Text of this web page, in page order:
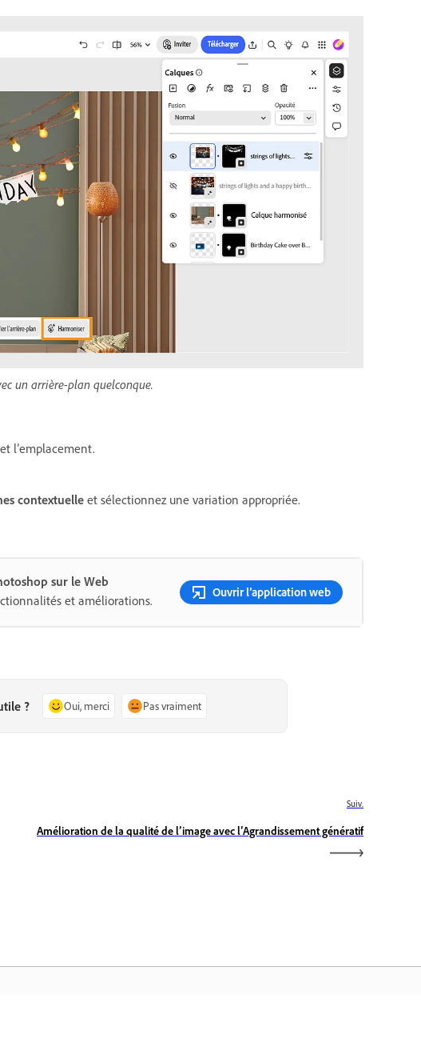
un arrière-plan quelconque.
l’emplacement.
contextuelle et sélectionnez une variation appropriée.
sur le Web
et améliorations.
Ouvrir l’application web
? Oui, merci Pas vraiment
Suiv.
Amélioration de la qualité de l’image avec l’Agrandissement génératif